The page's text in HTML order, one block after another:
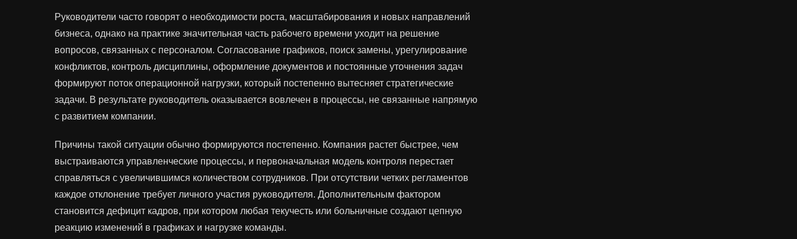
Руководители часто говорят о необходимости роста, масштабирования и новых направлений
бизнеса, однако на практике значительная часть рабочего времени уходит на решение
вопросов, связанных с персоналом. Согласование графиков, поиск замены, урегулирование
конфликтов, контроль дисциплины, оформление документов и постоянные уточнения задач
формируют поток операционной нагрузки, который постепенно вытесняет стратегические
задачи. В результате руководитель оказывается вовлечен в процессы, не связанные напрямую
с развитием компании.
Причины такой ситуации обычно формируются постепенно. Компания растет быстрее, чем
выстраиваются управленческие процессы, и первоначальная модель контроля перестает
справляться с увеличившимся количеством сотрудников. При отсутствии четких регламентов
каждое отклонение требует личного участия руководителя. Дополнительным фактором
становится дефицит кадров, при котором любая текучесть или больничные создают цепную
реакцию изменений в графиках и нагрузке команды.